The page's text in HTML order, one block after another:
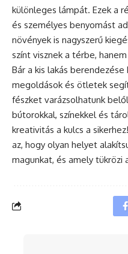
különleges lámpát. Ezek a
és személyes benyomást
növények is nagyszerű
színt visznek a térbe,
Bár a kis lakás
megoldások és ötletek
fészket varázsolhatunk
bútorokkal, színekkel és
kreativitás a kulcs a
az, hogy olyan helyet
magunkat, és amely tükrözi